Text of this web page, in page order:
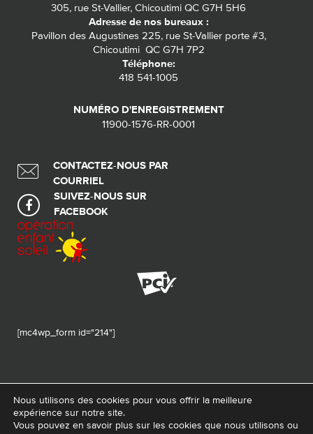
305, rue St-Vallier, Chicoutimi QC G7H 5H6
Adresse de nos bureaux :
Pavillon des Augustines 225, rue St-Vallier porte #3,
Chicoutimi QC G7H 7P2
Téléphone:
418 541-1005
NUMÉRO D'ENREGISTREMENT
11900-1576-RR-0001
CONTACTEZ-NOUS PAR
COURRIEL
SUIVEZ-NOUS SUR
FACEBOOK
[mc4wp_form id="214"]
© 2026 Tous droits réservés - Fondation de ma vie – Pour la santé de la
Nous utilisons des cookies pour vous offrir la meilleure
expérience sur notre site.
Vous pouvez en savoir plus sur les cookies que nous utilisons ou